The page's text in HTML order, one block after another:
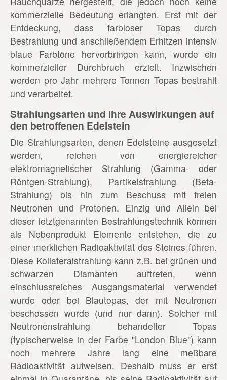
kommerzielle Bedeutung erlangten. Erst mit der
Entdeckung, dass farbloser Topas durch
Bestrahlung und anschließendem Erhitzen intensiv
blaue Farbtöne hervorbringen kann, wurde ein
kommerzieller Durchbruch erzielt. Inzwischen
werden pro Jahr mehrere Tonnen Topas bestrahlt
und verarbeitet.
Strahlungsarten und ihre Auswirkungen auf
den betroffenen Edelstein
Die Strahlungsarten, denen Edelsteine ausgesetzt
werden, reichen von energiereicher
elektromagnetischer Strahlung (Gamma- oder
Röntgen-Strahlung), Partikelstrahlung (Beta-
Strahlung) bis hin zum Beschuss mit freien
Neutronen und Protonen. Einzig und Allein bei
dieser letztgenannten Bestrahlungstechnik können
als Nebenprodukt Elemente entstehen, die zu
einer merklichen Radioaktivität des Steines führen.
Diese Kollateralstrahlung kann z.B. bei grünen und
schwarzen Diamanten auftreten, wenn
einschlussreiches Ausgangsmaterial verwendet
wurde oder bei Blautopas, der mit Neutronen
beschossen wurde (und nur dann). Solcher mit
Neutronenstrahlung behandelter Topas
(typischerweise in der Farbe "London Blue") kann
noch mehrere Jahre lang eine meßbare
Radioaktivität aufweisen. Deshalb muss er erst